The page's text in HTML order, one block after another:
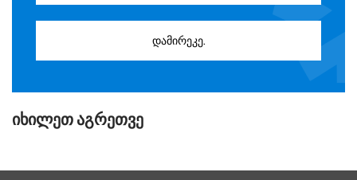
დამირეკე.
ᲘᲮᲘᲚᲔᲗ ᲐᲒᲠᲔᲗᲕᲔ